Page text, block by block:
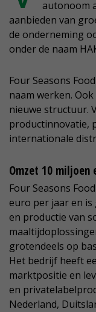
autonoom
aanbieden van
de onderneming
onder de naam
Four Seasons
naam werken.
nieuwe structuur.
productinnovatie,
internationale
Omzet 10 miljoen
Four Seasons
euro per jaar en is
en productie van
grotendeels op
Het bedrijf heeft
marktpositie en
en
Nederland,